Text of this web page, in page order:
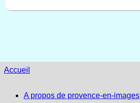
Accueil
A propos de provence-en-images